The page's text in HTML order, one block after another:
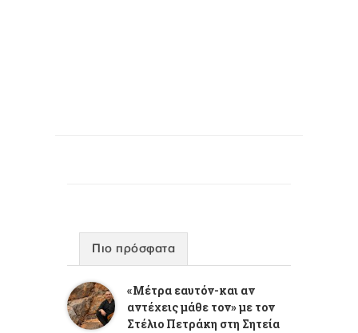
Πιο πρόσφατα
«Μέτρα εαυτόν-και αν
αντέχεις μάθε τον» με τον
Στέλιο Πετράκη στη Σητεία